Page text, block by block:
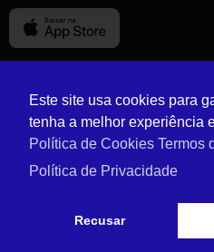
© Copyright
Este site usa cookies para
tenha a melhor experiência
Política de Cookies Termos
Política de Privacidade
Recusar